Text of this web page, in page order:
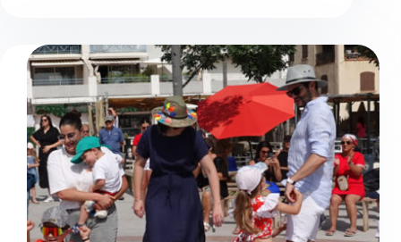
l’Étang :
entre
art
et
nature